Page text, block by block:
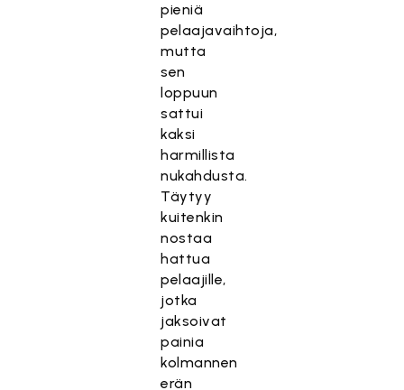
pieniä
pelaajavaihtoja,
mutta
sen
loppuun
sattui
kaksi
harmillista
nukahdusta.
Täytyy
kuitenkin
nostaa
hattua
pelaajille,
jotka
jaksoivat
painia
kolmannen
erän